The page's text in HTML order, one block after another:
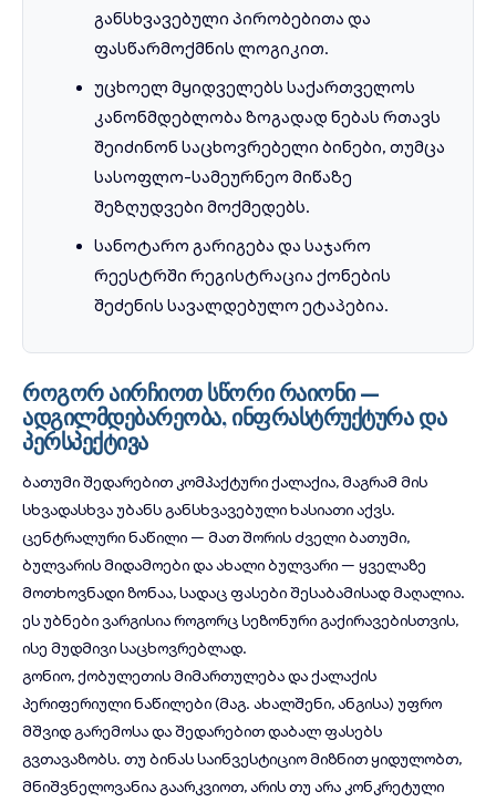
განსხვავებული პირობებითა და
ფასწარმოქმნის ლოგიკით.
უცხოელ მყიდველებს საქართველოს
კანონმდებლობა ზოგადად ნებას რთავს
შეიძინონ საცხოვრებელი ბინები, თუმცა
სასოფლო-სამეურნეო მიწაზე
შეზღუდვები მოქმედებს.
სანოტარო გარიგება და საჯარო
რეესტრში რეგისტრაცია ქონების
შეძენის სავალდებულო ეტაპებია.
როგორ აირჩიოთ სწორი რაიონი —
ადგილმდებარეობა, ინფრასტრუქტურა და
პერსპექტივა
ბათუმი შედარებით კომპაქტური ქალაქია, მაგრამ მის
სხვადასხვა უბანს განსხვავებული ხასიათი აქვს.
ცენტრალური ნაწილი — მათ შორის ძველი ბათუმი,
ბულვარის მიდამოები და ახალი ბულვარი — ყველაზე
მოთხოვნადი ზონაა, სადაც ფასები შესაბამისად მაღალია.
ეს უბნები ვარგისია როგორც სეზონური გაქირავებისთვის,
ისე მუდმივი საცხოვრებლად.
გონიო, ქობულეთის მიმართულება და ქალაქის
პერიფერიული ნაწილები (მაგ. ახალშენი, ანგისა) უფრო
მშვიდ გარემოსა და შედარებით დაბალ ფასებს
გვთავაზობს. თუ ბინას საინვესტიციო მიზნით ყიდულობთ,
მნიშვნელოვანია გაარკვიოთ, არის თუ არა კონკრეტული